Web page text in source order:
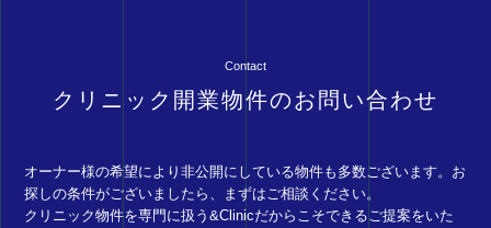
Contact
クリニック開業物件のお問い合わせ
オーナー様の希望により非公開にしている物件も多数ございます。お
探しの条件がございましたら、まずはご相談ください。
クリニック物件を専門に扱う&Clinicだからこそできるご提案をいた